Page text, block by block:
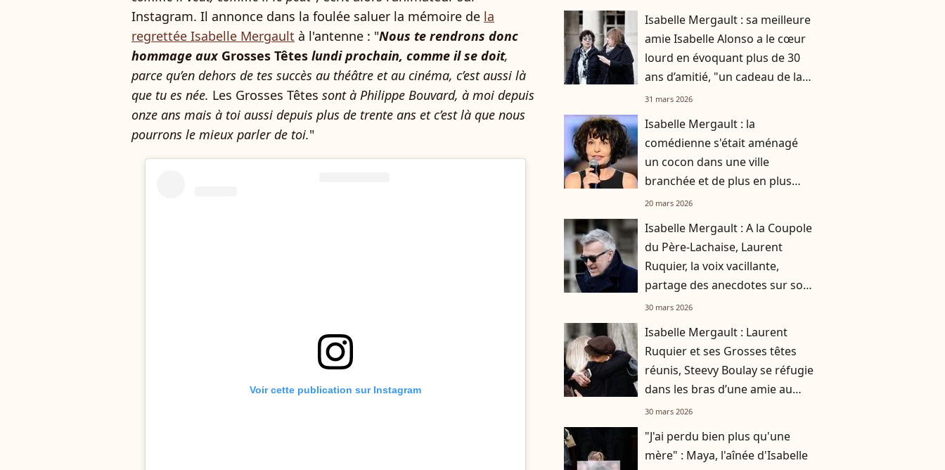
Instagram. Il annonce dans la foulée saluer la mémoire de la
regrettée Isabelle Mergault à l'antenne : "Nous te rendrons donc
hommage aux Grosses Têtes lundi prochain, comme il se doit,
parce qu’en dehors de tes succès au théâtre et au cinéma, c’est aussi là
que tu es née. Les Grosses Têtes sont à Philippe Bouvard, à moi depuis
onze ans mais à toi aussi depuis plus de trente ans et c’est là que nous
pourrons le mieux parler de toi."
Voir cette publication sur Instagram
Isabelle Mergault : sa meilleure
amie Isabelle Alonso a le cœur
lourd en évoquant plus de 30
ans d’amitié, "un cadeau de la
vie"
31 mars 2026
Isabelle Mergault : la
comédienne s'était aménagé
un cocon dans une ville
branchée et de plus en plus
prisée aux portes de Paris
20 mars 2026
Isabelle Mergault : A la Coupole
du Père-Lachaise, Laurent
Ruquier, la voix vacillante,
partage des anecdotes sur son
amie
30 mars 2026
Isabelle Mergault : Laurent
Ruquier et ses Grosses têtes
réunis, Steevy Boulay se réfugie
dans les bras d’une amie au
Père-Lachaise
30 mars 2026
"J'ai perdu bien plus qu'une
mère" : Maya, l'aînée d'Isabelle